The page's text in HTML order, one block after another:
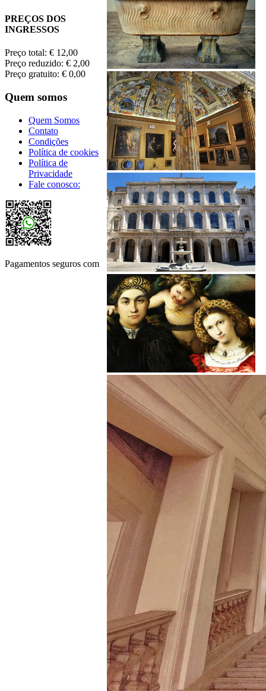
PREÇOS DOS
INGRESSOS
Preço total: € 12,00
Preço reduzido: € 2,00
Preço gratuito: € 0,00
Quem somos
Quem Somos
Contato
Condições
Política de cookies
Política de
Privacidade
Fale conosco:
Pagamentos seguros com